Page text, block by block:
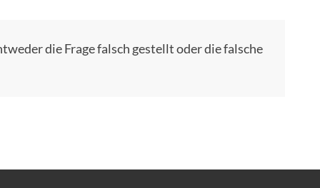
die Frage falsch gestellt oder die falsche